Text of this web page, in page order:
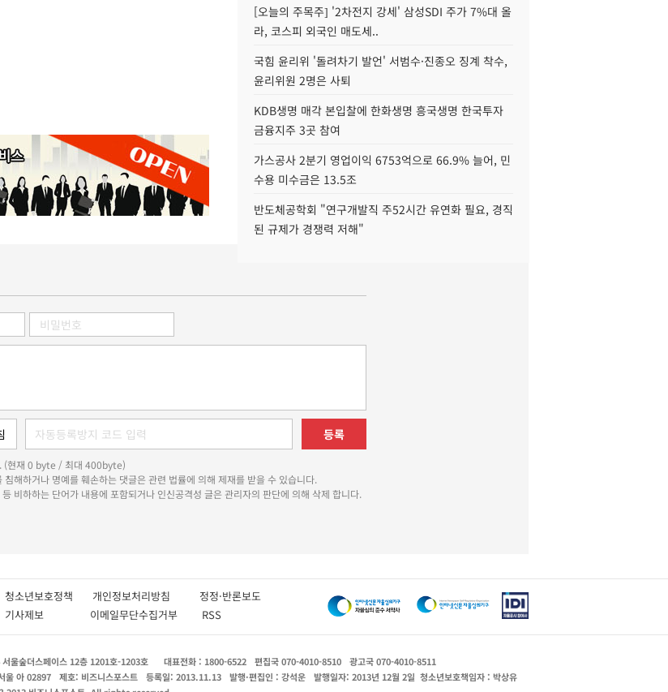
[오늘의 주목주] '2차전지 강세' 삼성SDI 주가 7%대 올
라, 코스피 외국인 매도세..
국힘 윤리위 '돌려차기 발언' 서범수·진종오 징계 착수,
윤리위원 2명은 사퇴
KDB생명 매각 본입찰에 한화생명 흥국생명 한국투자
금융지주 3곳 참여
가스공사 2분기 영업이익 6753억으로 66.9% 늘어, 민
수용 미수금은 13.5조
반도체공학회 "연구개발직 주52시간 유연화 필요, 경직
된 규제가 경쟁력 저해"
등록
. (현재 0 byte / 최대 400byte)
해하거나 명예를 훼손하는 댓글은 관련 법률에 의해 제재를 받을 수 있습니다.
비하하는 단어가 내용에 포함되거나 인신공격성 글은 관리자의 판단에 의해 삭제 합니다.
청소년보호정책 개인정보처리방침 정정·반론보도
기사제보 이메일무단수집거부 RSS
울숲더스페이스 12층 1201호-1203호 대표전화 : 1800-6522 편집국 070-4010-8510
광고국 070-4010-8511
울 아 02897 제호: 비즈니스포스트 등록일: 2013.11.13 발행·편집인 : 강석운 발행일자: 2013년 12월 2일 청소년보호책임자 : 박상유